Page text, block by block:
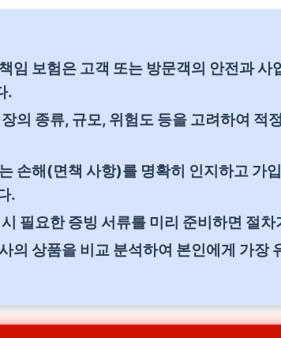
임 보험은 고객 또는 방문객의 안전과 사
.
의 종류, 규모, 위험도 등을 고려하여 적
손해(면책 사항)를 명확히 인지하고 가
.
필요한 증빙 서류를 미리 준비하면 절
의 상품을 비교 분석하여 본인에게 가장